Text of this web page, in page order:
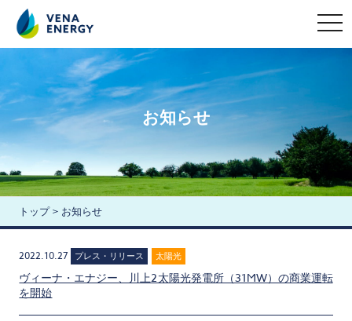
t
o
g
a
v
i
g
a
i
o
お知らせ
トップ> お知らせ
2022.10.27 プレス・リリース 太陽光
ヴィーナ・エナジー、川上2太陽光発電所（31MW）の商業運転
を開始